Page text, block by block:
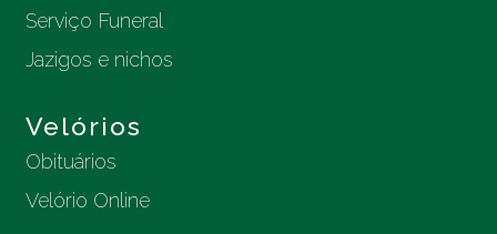
Serviço Funeral
Jazigos e nichos
Velórios
Obituários
Velório Online